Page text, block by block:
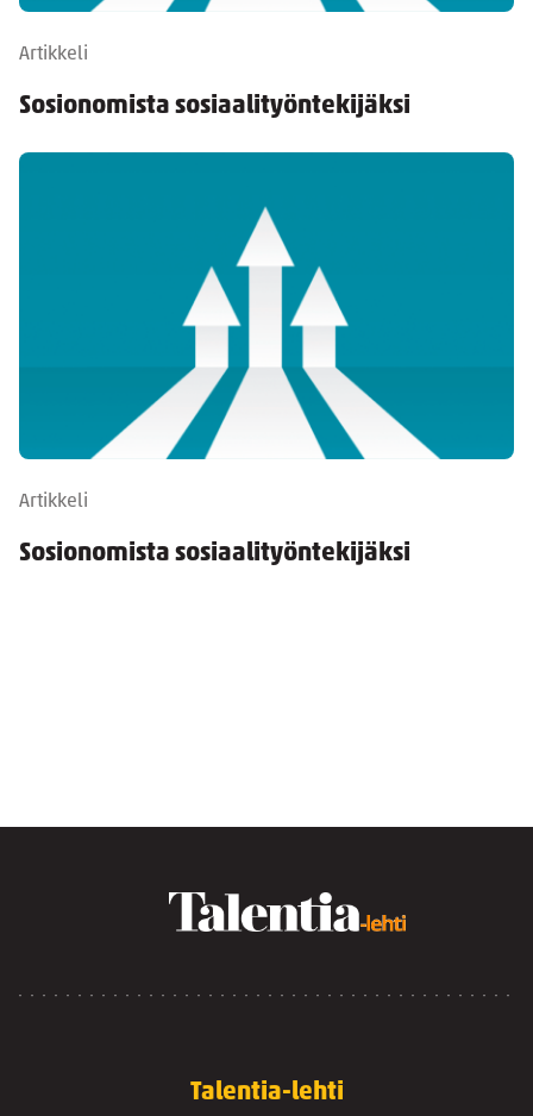
Artikkeli
Sosionomista sosiaalityöntekijäksi
Artikkeli
Sosionomista sosiaalityöntekijäksi
Talentia-lehti